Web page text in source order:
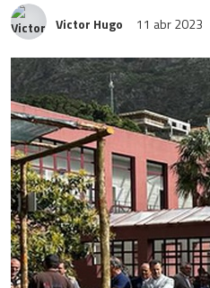
Victor Hugo 11 abr 2023